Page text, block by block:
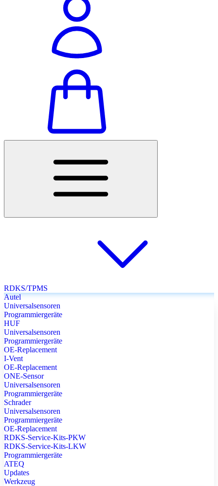
RDKS/TPMS
Autel
Universalsensoren
Programmiergeräte
HUF
Universalsensoren
Programmiergeräte
OE-Replacement
I-Vent
OE-Replacement
ONE-Sensor
Universalsensoren
Programmiergeräte
Schrader
Universalsensoren
Programmiergeräte
OE-Replacement
RDKS-Service-Kits-PKW
RDKS-Service-Kits-LKW
Programmiergeräte
ATEQ
Updates
Werkzeug